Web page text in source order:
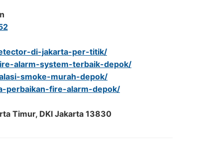
di-jakarta-per-titik/
alarm-system-terbaik-depok/
smoke-murah-depok/
perbaikan-fire-alarm-depok/
Timur, DKI Jakarta 13830